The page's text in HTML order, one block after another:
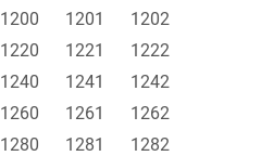
1200 1201
1202
1220 1221
1222
1240 1241
1242
1260 1261
1262
1280 1281
1282